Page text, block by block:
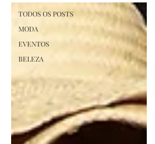
TODOS OS POSTS
MODA
EVENTOS
BELEZA